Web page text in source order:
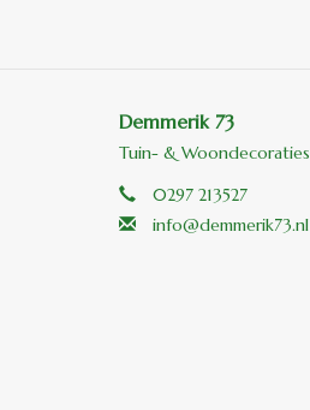
Demmerik 73
Tuin- & Woondecoraties
0297 213527
info@demmerik73.nl